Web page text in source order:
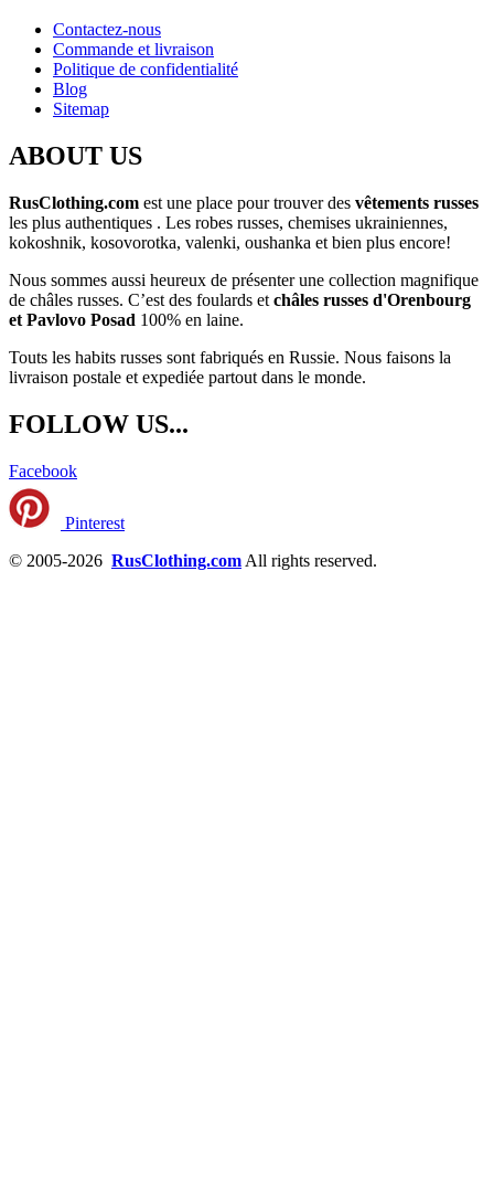
Contactez-nous
Commande et livraison
Politique de confidentialité
Blog
Sitemap
ABOUT US
RusClothing.com est une place pour trouver des vêtements russes
les plus authentiques . Les robes russes, chemises ukrainiennes,
kokoshnik, kosovorotka, valenki, oushanka et bien plus encore!
Nous sommes aussi heureux de présenter une collection magnifique
de châles russes. C’est des foulards et châles russes d'Orenbourg
et Pavlovo Posad 100% en laine.
Touts les habits russes sont fabriqués en Russie. Nous faisons la
livraison postale et expediée partout dans le monde.
FOLLOW US...
Facebook
Pinterest
© 2005-2026 RusClothing.com All rights reserved.